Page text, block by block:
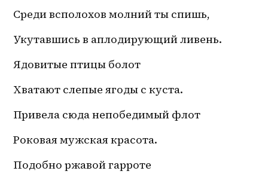
Среди всполохов молний ты спишь,
Укутавшись в аплодирующий ливень.
Ядовитые птицы болот
Хватают слепые ягоды с куста.
Привела сюда непобедимый флот
Роковая мужская красота.
Подобно ржавой гарроте